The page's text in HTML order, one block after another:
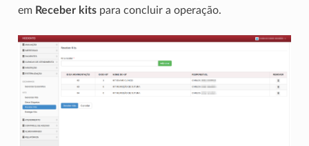
em Receber kitspara concluir a operação.